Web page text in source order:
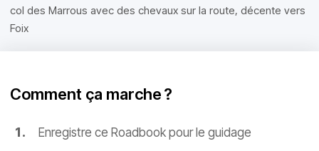
col des Marrous avec des chevaux sur la route, décente vers
Foix
Comment ça marche ?
Enregistre ce Roadbook pour le guidage